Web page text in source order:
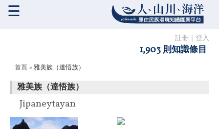
註冊 登入
1,903 則知識條目
☰
您在這裡
首頁 » 雅美族（達悟族）
雅美族（達悟族）
Jipaneytayan